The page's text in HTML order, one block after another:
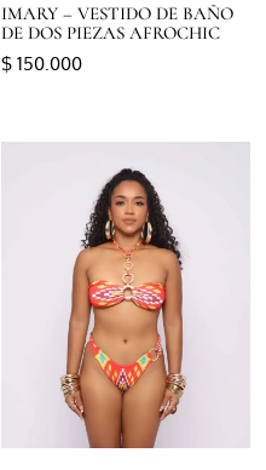
IMARY – VESTIDO DE BAÑO
DE DOS PIEZAS AFROCHIC
$ 150.000